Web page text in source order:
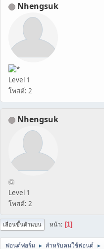
Nhengsuk
Level 1
โพสต์: 2
Nhengsuk
Level 1
โพสต์: 2
เลื่อนขึ้นด้านบน หน้า 1
ฟอนต์ฟอรั่ม ► สำหรับคนใช้ฟอนต์ ►